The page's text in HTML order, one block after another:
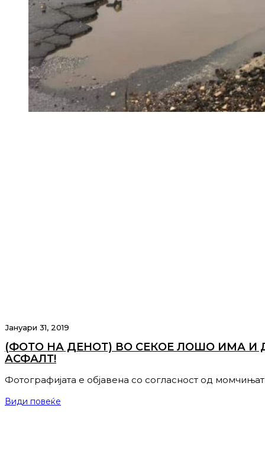
Јануари 31, 2019
(ФОТО НА ДЕНОТ) ВО СЕКОЕ ЛОШО ИМА И
АСФАЛТ!
Фотографијата е објавена со согласност од
Види повеќе